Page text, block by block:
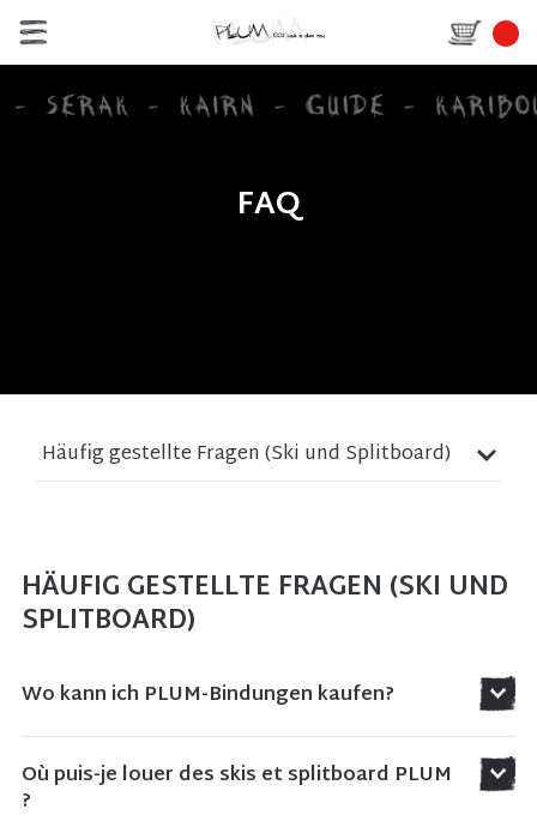
FAQ
Häufig gestellte Fragen (Ski und Splitboard)
HÄUFIG GESTELLTE FRAGEN (SKI UND
SPLITBOARD)
Wo kann ich PLUM-Bindungen kaufen?
Où puis-je louer des skis et splitboard PLUM
?